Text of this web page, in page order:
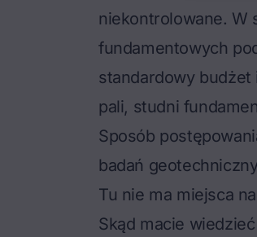
niekontrolowane. W
fundamentowych
standardowy
pali, studni
Sposób
badań
Tu nie ma miejsca
Skąd macie